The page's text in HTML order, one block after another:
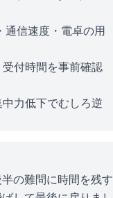
通信速度・電卓の用
付時間を事前確認
力低下でむしろ逆
の難問に時間を残す